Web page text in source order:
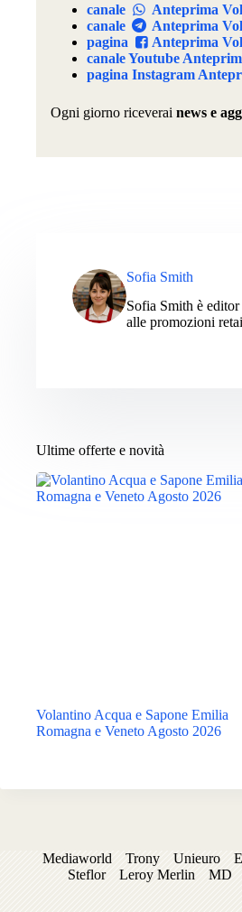
canale
Anteprima
canale
Anteprima
pagina
Anteprima
canale Youtube
pagina Instagram
Ogni giorno riceverai news e
Sofia Smith
Sofia Smith è
alle promozioni
Ultime offerte e novità
Volantino Acqua e Sapone Emilia
Romagna e Veneto Agosto 2026
Mediaworld Trony Unieuro
Steflor
Leroy Merlin MD